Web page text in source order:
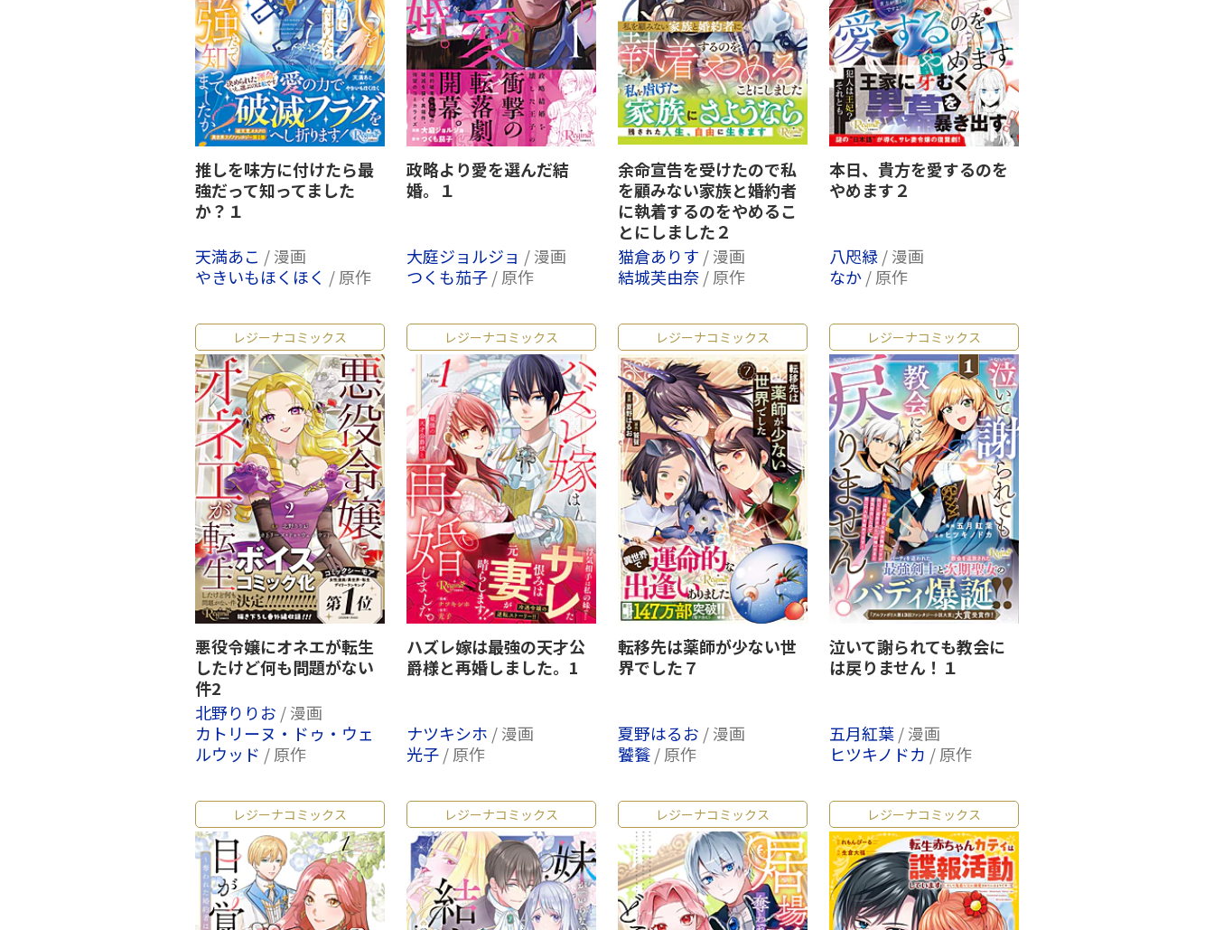
推しを味方に付けたら最
強だって知ってました
か？１
天満あこ / 漫画
やきいもほくほく / 原作
政略より愛を選んだ結
婚。１
大庭ジョルジョ / 漫画
つくも茄子/ 原作
余命宣告を受けたので私
を顧みない家族と婚約者
に執着するのをやめるこ
とにしました２
猫倉ありす / 漫画
結城芙由奈/ 原作
本日、貴方を愛するのを
やめます２
八咫緑/ 漫画
なか/ 原作
レジーナコミックス
悪役令嬢にオネエが転生
したけど何も問題がない
件2
北野りりお / 漫画
カトリーヌ・ドゥ・ウェ
ルウッド / 原作
レジーナコミックス
ハズレ嫁は最強の天才公
爵様と再婚しました。1
ナツキシホ / 漫画
光子/ 原作
レジーナコミックス
転移先は薬師が少ない世
界でした７
夏野はるお / 漫画
饕餮/ 原作
レジーナコミックス
泣いて謝られても教会に
は戻りません！１
五月紅葉/ 漫画
ヒツキノドカ / 原作
レジーナコミックス レジーナコミックス レジーナコミックス レジーナコミックス